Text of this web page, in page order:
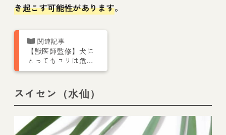
き起こす可能性があります。
【獣医師監修】犬に
とってもユリは危
険!! 中毒症状の原因
スイセン（水仙）